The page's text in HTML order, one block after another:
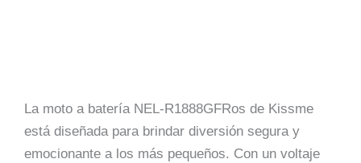
La moto a batería NEL-R1888GFRos de Kissme
está diseñada para brindar diversión segura y
emocionante a los más pequeños. Con un voltaje